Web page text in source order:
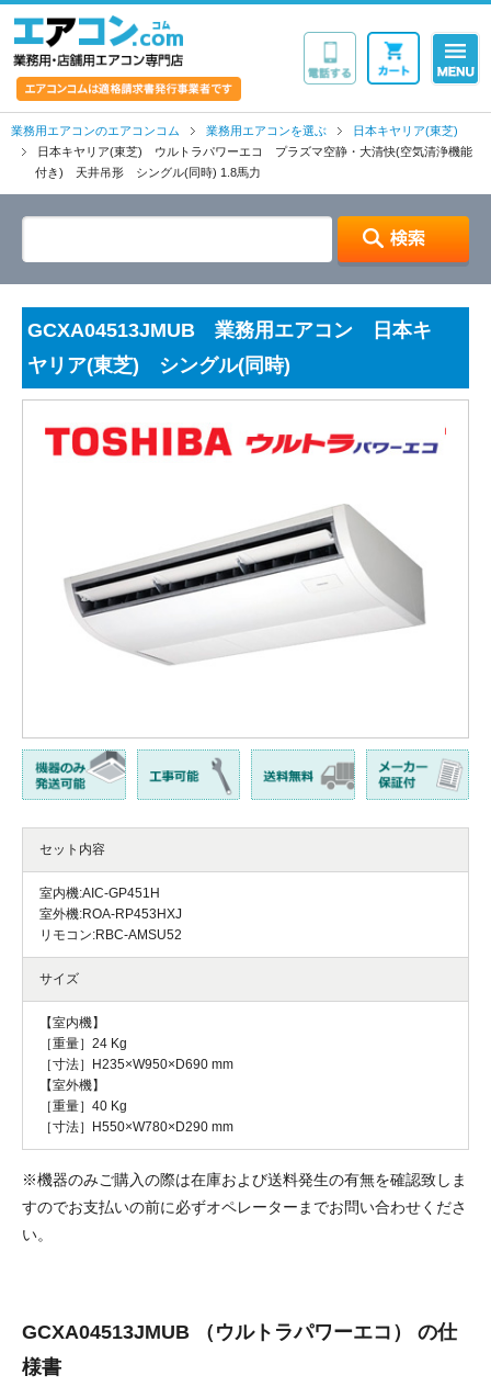
業務用エアコンのエアコンコム 業務用エアコンを選ぶ
日本キヤリア(東芝)
日本キヤリア(東芝) ウルトラパワーエコ プラズマ空静・大清快(空気清浄機能
付き) 天井吊形 シングル(同時) 1.8馬力
GCXA04513JMUB 業務用エアコン 日本キ
ヤリア(東芝) シングル(同時)
セット内容
室内機:AIC-GP451H
室外機:ROA-RP453HXJ
リモコン:RBC-AMSU52
サイズ
【室内機】
［重量］24 Kg
［寸法］H235×W950×D690 mm
【室外機】
［重量］40 Kg
［寸法］H550×W780×D290 mm
※機器のみご購入の際は在庫および送料発生の有無を確認致しま
すのでお支払いの前に必ずオペレーターまでお問い合わせくださ
い。
GCXA04513JMUB （ウルトラパワーエコ） の仕
様書